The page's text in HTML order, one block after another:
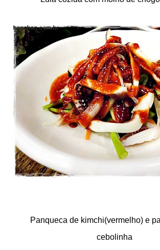
Panqueca de kimchi(vermelho) e
cebolinha